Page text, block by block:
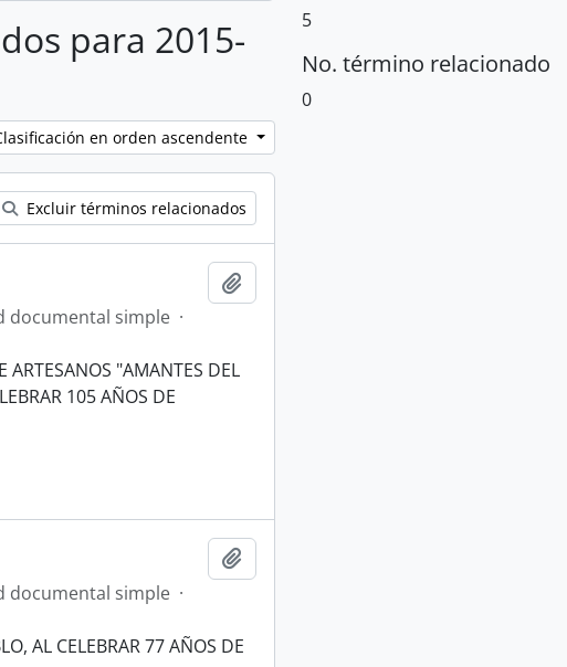
para 2015-
en orden ascendente
Excluir términos relacionados
documental simple ·
ARTESANOS "AMANTES DEL
105 AÑOS DE
documental simple ·
AL CELEBRAR 77 AÑOS DE
5
No. término relacionado
0